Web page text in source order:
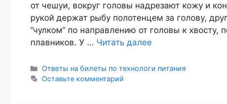
от чешуи, вокруг головы надрезают кожу и
рукой держат рыбу полотенцем за голову,
”чулком” по направлению от головы к
плавников. У … Читать далее
Рубрики
Ответы на билеты по технологи питания
Оставьте комментарий